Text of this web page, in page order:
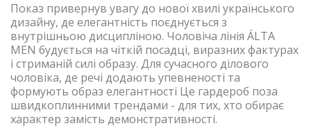
Показ привернув увагу до нової хвилі українського
дизайну, де елегантність поєднується з
внутрішньою дисципліною. Чоловіча лінія ÁLTA
MEN будується на чіткій посадці, виразних фактурах
і стриманій силі образу. Для сучасного ділового
чоловіка, де речі додають упевненості та
формують образ елегантності Це гардероб поза
швидкоплинними трендами - для тих, хто обирає
характер замість демонстративності.